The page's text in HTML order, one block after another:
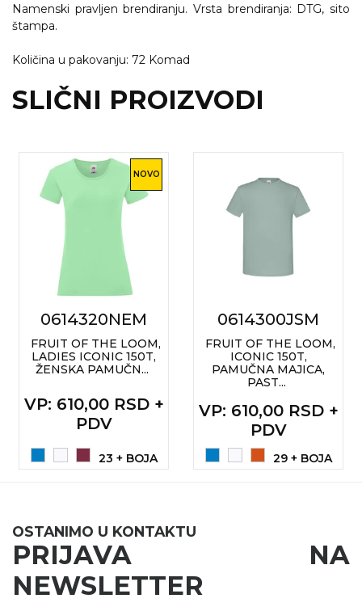
KANCELARIJA
KUĆNI SETOVI
OLOVKE
TORBE & PUTOVANJE
TEKSTIL
Namenski pravljen brendiranju. Vrsta brendiranja: DTG, sito
štampa.
Količina u pakovanju: 72 Komad
SLIČNI PROIZVODI
NOVO
0614320NEM
FRUIT OF THE LOOM,
LADIES ICONIC 150T,
ŽENSKA PAMUČN...
VP: 610,00 RSD +
PDV
23 + BOJA
0614300JSM
FRUIT OF THE LOOM,
ICONIC 150T,
PAMUČNA MAJICA,
PAST...
VP: 610,00 RSD +
PDV
29 + BOJA
OSTANIMO U KONTAKTU
PRIJAVA NA
NEWSLETTER